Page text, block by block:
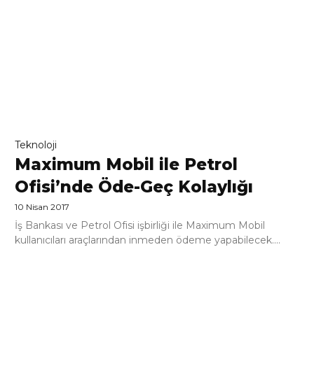
Teknoloji
Maximum Mobil ile Petrol
Ofisi’nde Öde-Geç Kolaylığı
10 Nisan 2017
İş Bankası ve Petrol Ofisi işbirliği ile Maximum Mobil
kullanıcıları araçlarından inmeden ödeme yapabilecek....